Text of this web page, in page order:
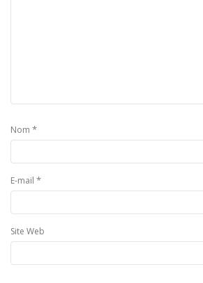
Nom *
E-mail *
Site Web